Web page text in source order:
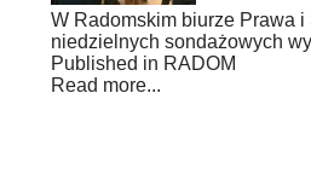
W Radomskim biurze Prawa
niedzielnych sondażowych
Published in RADOM
Read more...